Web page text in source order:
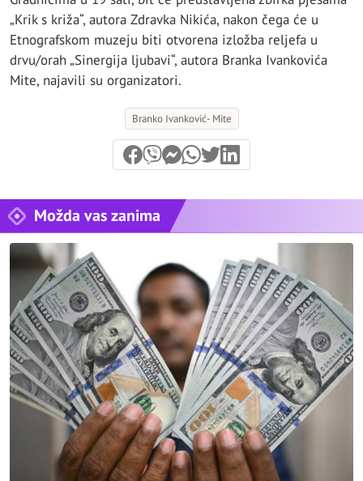
„Krik s križa“, autora Zdravka Nikića, nakon čega će u
Etnografskom muzeju biti otvorena izložba reljefa u
drvu/orah „Sinergija ljubavi“, autora Branka Ivankovića
Mite, najavili su organizatori.
Branko Ivanković- Mite
Možda vas zanima